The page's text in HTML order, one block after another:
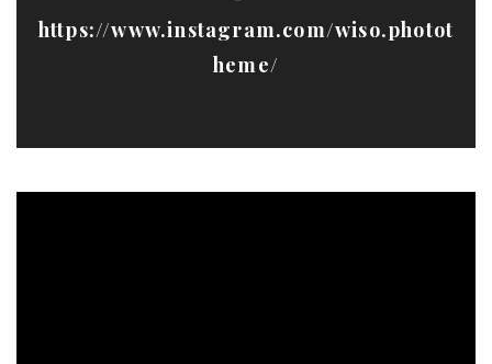
https://www.instagram.com/wiso.photot
heme/